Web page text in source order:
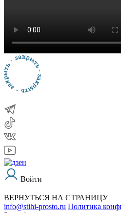
Войти
ВЕРНУТЬСЯ НА СТРАНИЦУ
info@stihi-prosto.ru Политика